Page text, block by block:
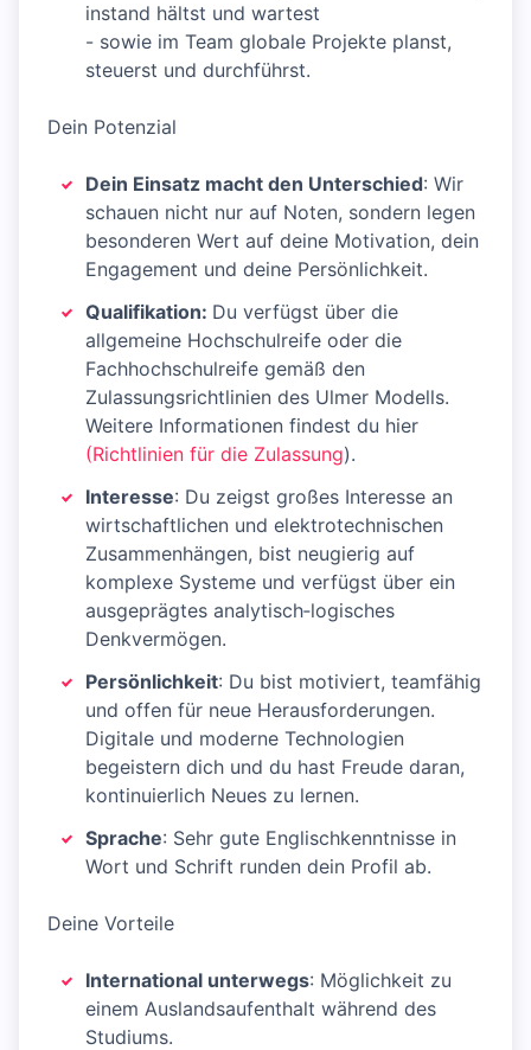
instand hältst und wartest
- sowie im Team globale Projekte planst,
steuerst und durchführst.
Dein Potenzial
Dein Einsatz macht den Unterschied: Wir
schauen nicht nur auf Noten, sondern legen
besonderen Wert auf deine Motivation, dein
Engagement und deine Persönlichkeit.
Qualifikation: Du verfügst über die
allgemeine Hochschulreife oder die
Fachhochschulreife gemäß den
Zulassungsrichtlinien des Ulmer Modells.
Weitere Informationen findest du hier
(Richtlinien für die Zulassung).
Interesse: Du zeigst großes Interesse an
wirtschaftlichen und elektrotechnischen
Zusammenhängen, bist neugierig auf
komplexe Systeme und verfügst über ein
ausgeprägtes analytisch‑logisches
Denkvermögen.
Persönlichkeit: Du bist motiviert, teamfähig
und offen für neue Herausforderungen.
Digitale und moderne Technologien
begeistern dich und du hast Freude daran,
kontinuierlich Neues zu lernen.
Sprache: Sehr gute Englischkenntnisse in
Wort und Schrift runden dein Profil ab.
Deine Vorteile
International unterwegs: Möglichkeit zu
einem Auslandsaufenthalt während des
Studiums.